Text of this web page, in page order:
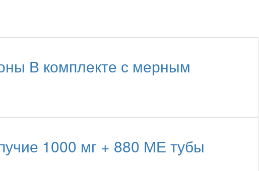
В комплекте с мерным
1000 мг + 880 МЕ тубы